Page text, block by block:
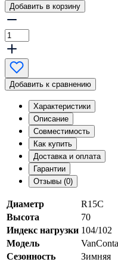
Добавить в корзину
Добавить к сравнению
Характеристики
Описание
Совместимость
Как купить
Доставка и оплата
Гарантии
Отзывы (0)
Диаметр
R15C
Высота
70
Индекс нагрузки 104/102
Модель
Сезонность
Зимняя